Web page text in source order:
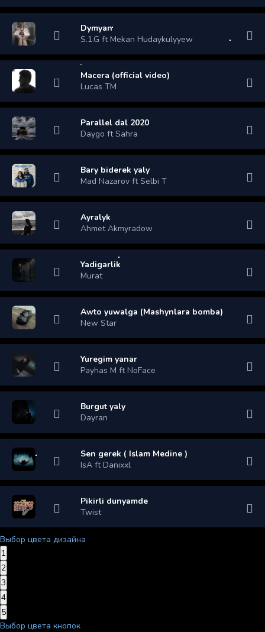
Dymyan
S.1.G ft Mekan Hudaykulyyew
Macera (official video)
Lucas TM
Parallel dal 2020
Daygo ft Sahra
Bary biderek yaly
Mad Nazarov ft Selbi T
Ayralyk
Ahmet Akmyradow
Yadigarlik
Murat
Awto yuwalga (Mashynlara bomba)
New Star
Yuregim yanar
Payhas M ft NoFace
Burgut yaly
Dayran
Sen gerek ( Islam Medine )
IsA ft Danixxl
Pikirli dunyamde
Twist
Выбор цвета дизайна
1
2
3
4
5
Выбор цвета кнопок